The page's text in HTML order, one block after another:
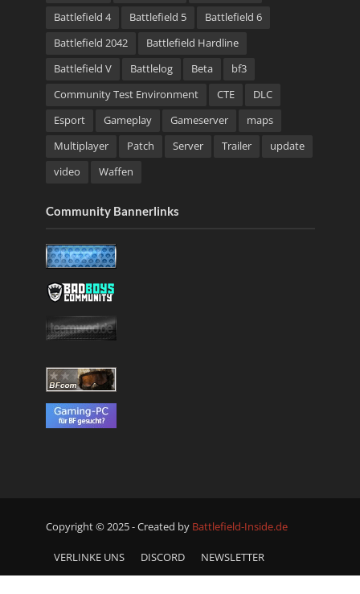
Battlefield 4
Battlefield 5
Battlefield 6
Battlefield 2042
Battlefield Hardline
Battlefield V
Battlelog Beta
bf3
Community Test Environment
CTE
DLC
Esport
Gameplay Gameserver
maps
Multiplayer
Patch Server Trailer
update
video
Waffen
Community Bannerlinks
Copyright © 2025 - Created by Battlefield-Inside.de
VERLINKE UNS DISCORD NEWSLETTER